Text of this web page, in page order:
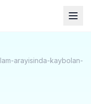
arayisinda-kaybolan-